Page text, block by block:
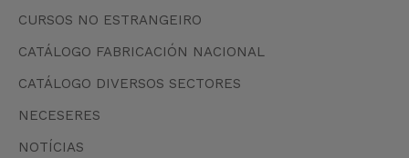
CURSOS NO ESTRANGEIRO
CATÁLOGO FABRICACIÓN NACIONAL
CATÁLOGO DIVERSOS SECTORES
NECESERES
NOTÍCIAS